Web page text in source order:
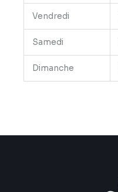
Vendredi
Samedi
Dimanche